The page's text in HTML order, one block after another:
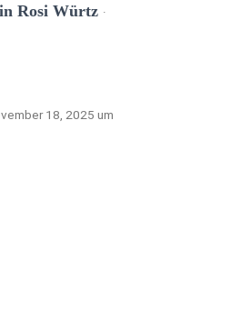
Rosi Würtz ·
18, 2025 um